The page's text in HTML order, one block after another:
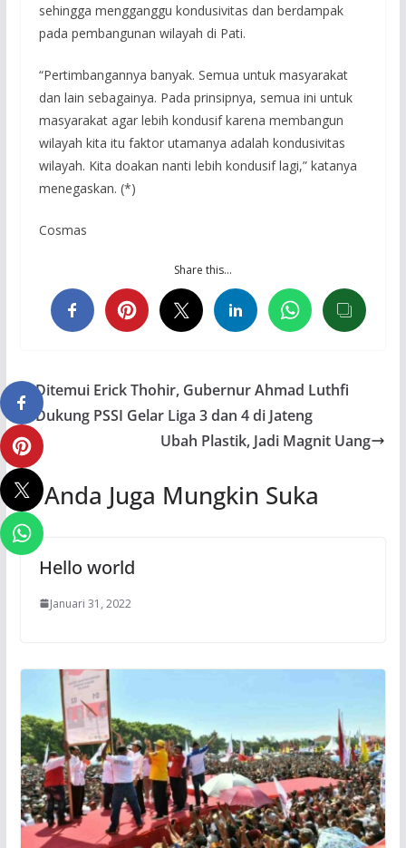
sehingga mengganggu kondusivitas dan berdampak
pada pembangunan wilayah di Pati.
“Pertimbangannya banyak. Semua untuk masyarakat
dan lain sebagainya. Pada prinsipnya, semua ini untuk
masyarakat agar lebih kondusif karena membangun
wilayah kita itu faktor utamanya adalah kondusivitas
wilayah. Kita doakan nanti lebih kondusif lagi,” katanya
menegaskan. (*)
Cosmas
Share this…
Ditemui Erick Thohir, Gubernur Ahmad Luthfi
Dukung PSSI Gelar Liga 3 dan 4 di Jateng
Ubah Plastik, Jadi Magnit Uang
Anda Juga Mungkin Suka
Hello world
Januari 31, 2022